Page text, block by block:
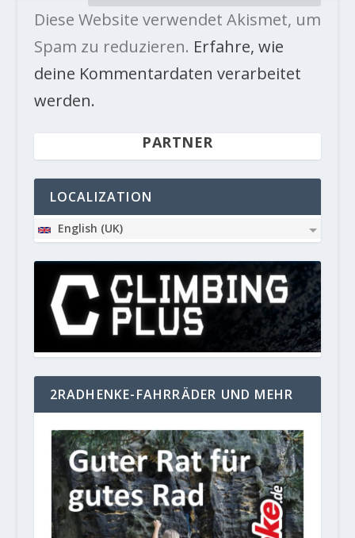
Diese Website verwendet Akismet, um
Spam zu reduzieren. Erfahre, wie
deine Kommentardaten verarbeitet
werden.
PARTNER
LOCALIZATION
English (UK)
2RADHENKE-FAHRRÄDER UND MEHR